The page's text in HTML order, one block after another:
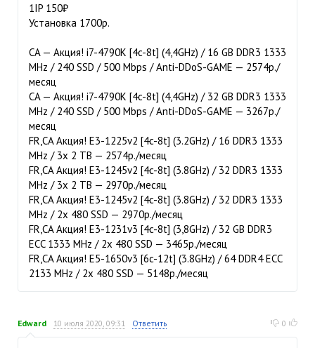
1IP 150₽
Установка 1700р.
CA — Акция! i7-4790K [4c-8t] (4,4GHz) / 16 GB DDR3 1333
MHz / 240 SSD / 500 Mbps / Anti-DDoS-GAME — 2574р./
месяц
CA — Акция! i7-4790K [4c-8t] (4,4GHz) / 32 GB DDR3 1333
MHz / 240 SSD / 500 Mbps / Anti-DDoS-GAME — 3267р./
месяц
FR,CA Акция! E3-1225v2 [4c-8t] (3.2GHz) / 16 DDR3 1333
MHz / 3x 2 TB — 2574р./месяц
FR,CA Акция! E3-1245v2 [4c-8t] (3.8GHz) / 32 DDR3 1333
MHz / 3x 2 TB — 2970р./месяц
FR,CA Акция! E3-1245v2 [4c-8t] (3.8GHz) / 32 DDR3 1333
MHz / 2x 480 SSD — 2970р./месяц
FR,CA Акция! E3-1231v3 [4c-8t] (3,8GHz) / 32 GB DDR3
ECC 1333 MHz / 2x 480 SSD — 3465р./месяц
FR,CA Акция! E5-1650v3 [6c-12t] (3.8GHz) / 64 DDR4 ECC
2133 MHz / 2x 480 SSD — 5148р./месяц
Edward 10 июля 2020, 09:31 0
Ответить